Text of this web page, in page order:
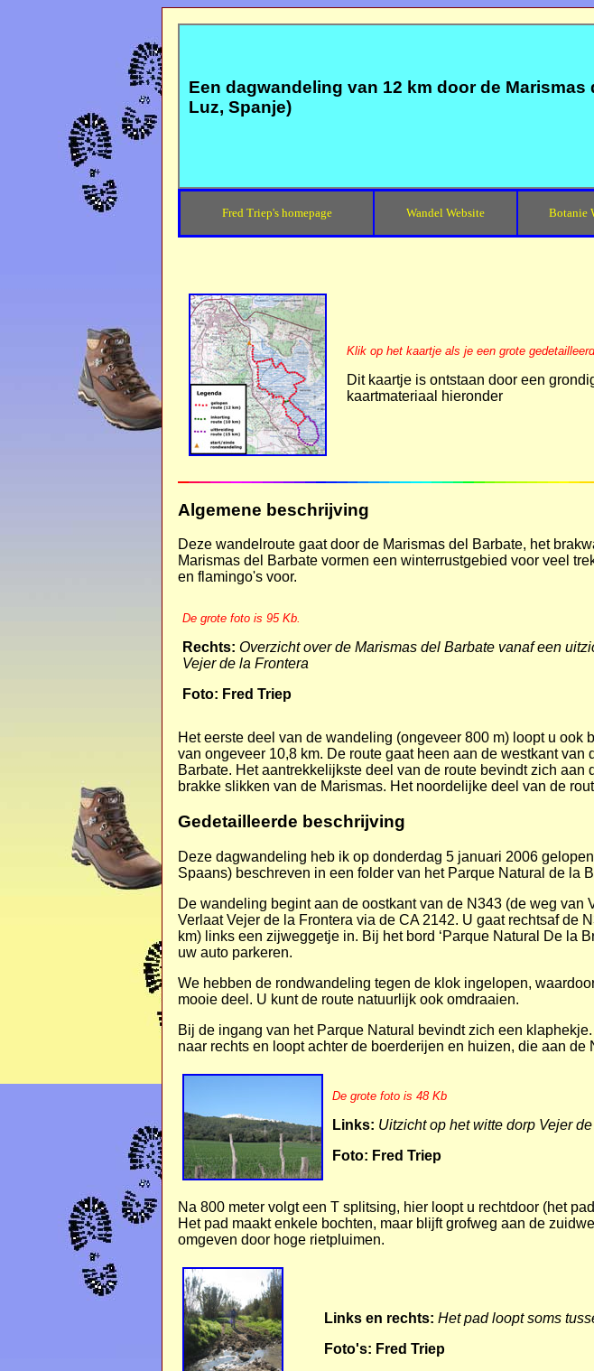
Een dagwandeling van 12 km door de Marismas
Luz, Spanje)
Fred Triep's homepage Wandel Website Botanie
Klik op het kaartje als je een grote
Dit kaartje is ontstaan door een
kaartmateriaal hieronder
Algemene beschrijving
Deze wandelroute gaat door de Marismas del Barbate, het
Marismas del Barbate vormen een winterrustgebied voor veel
en flamingo's voor.
De grote foto is 95 Kb.
Rechts: Overzicht over de Marismas del Barbate vanaf een
Vejer de la Frontera
Foto: Fred Triep
Het eerste deel van de wandeling (ongeveer 800 m) loopt u
van ongeveer 10,8 km. De route gaat heen aan de westkant
Barbate. Het aantrekkelijkste deel van de route bevindt zich
brakke slikken van de Marismas. Het noordelijke deel van de
Gedetailleerde beschrijving
Deze dagwandeling heb ik op donderdag 5 januari 2006
Spaans) beschreven in een folder van het Parque Natural de la
De wandeling begint aan de oostkant van de N343 (de weg van
Verlaat Vejer de la Frontera via de CA 2142. U gaat rechtsaf de
km) links een zijweggetje in. Bij het bord ‘Parque Natural De la
uw auto parkeren.
We hebben de rondwandeling tegen de klok ingelopen,
mooie deel. U kunt de route natuurlijk ook omdraaien.
Bij de ingang van het Parque Natural bevindt zich een
naar rechts en loopt achter de boerderijen en huizen, die aan de
De grote foto is 48 Kb
Links: Uitzicht op het witte dorp Vejer
Foto: Fred Triep
Na 800 meter volgt een T splitsing, hier loopt u rechtdoor (het
Het pad maakt enkele bochten, maar blijft grofweg aan de
omgeven door hoge rietpluimen.
Links en rechts: Het pad loopt soms
Foto's: Fred Triep